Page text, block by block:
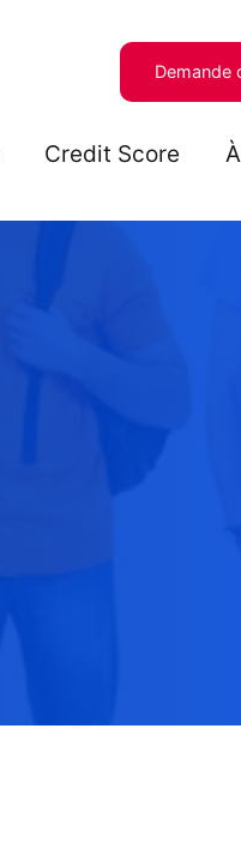
Demande
Credit Score